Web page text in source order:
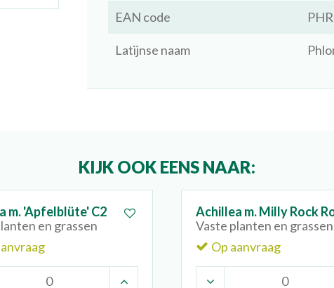
EAN code
Latijnse naam
KIJK OOK EENS NAAR:
m. 'Apfelblüte' C2
en grassen
Achillea m. Milly Rock
Vaste planten en grassen
Op aanvraag